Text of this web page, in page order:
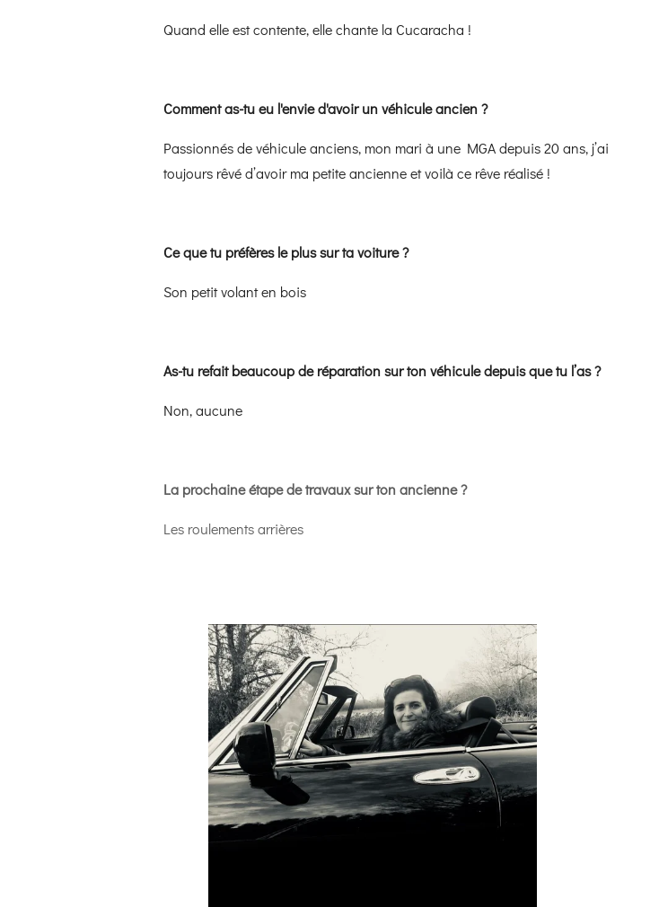
Quand elle est contente, elle chante la Cucaracha !
Comment as-tu eu l'envie d'avoir un véhicule ancien ?
Passionnés de véhicule anciens, mon mari à une MGA depuis 20 ans, j’ai
toujours rêvé d’avoir ma petite ancienne et voilà ce rêve réalisé !
Ce que tu préfères le plus sur ta voiture ?
Son petit volant en bois
As-tu refait beaucoup de réparation sur ton véhicule depuis que tu l’as ?
Non, aucune
La prochaine étape de travaux sur ton ancienne ?
Les roulements arrières